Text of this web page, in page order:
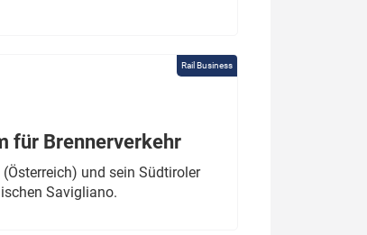
Rail Business
für Brennerverkehr
und sein Südtiroler
Savigliano.